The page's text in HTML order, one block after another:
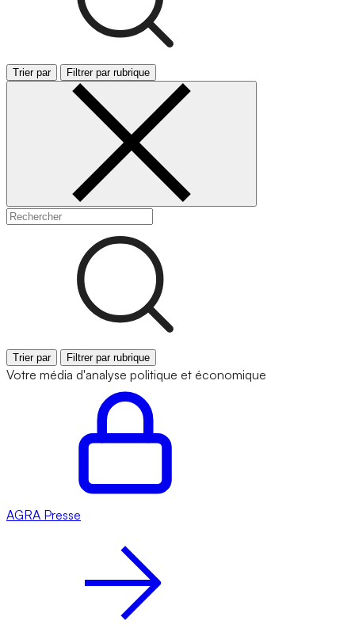
Trier par Filtrer par rubrique
Trier par Filtrer par rubrique
Votre média d'analyse politique et économique
AGRA Presse